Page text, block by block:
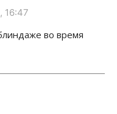
16:47
во время